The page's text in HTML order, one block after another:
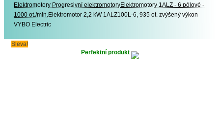
Elektromotory Elektromotory
Progresivní elektromotoryElektromotory 1ALZ - 6 pólové -
1000 ot./min.Elektromotor 2,2 kW 1ALZ100L-6, 935 ot. zvýšený výkon
VYBO Electric
Sleva!
Perfektní produkt